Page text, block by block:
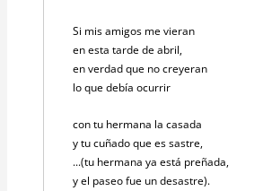
Si mis amigos me vieran
en esta tarde de abril,
en verdad que no creyeran
lo que debía ocurrir
con tu hermana la casada
y tu cuñado que es sastre,
...(tu hermana ya está preñada,
y el paseo fue un desastre).